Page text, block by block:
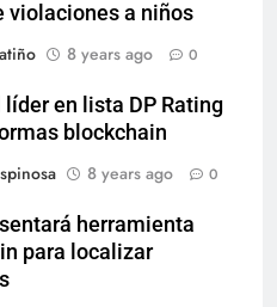
violaciones a niños
8 years ago 0
líder en lista DP Rating
blockchain
8 years ago 0
herramienta
para localizar